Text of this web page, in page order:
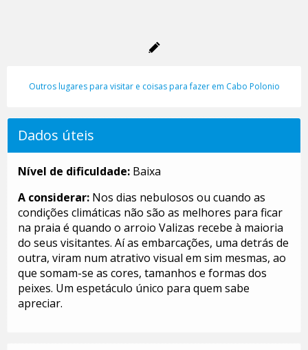
Outros lugares para visitar e coisas para fazer em Cabo Polonio
Dados úteis
Nível de dificuldade: Baixa
A considerar: Nos dias nebulosos ou cuando as
condições climáticas não são as melhores para ficar
na praia é quando o arroio Valizas recebe à maioria
do seus visitantes. Aí as embarcações, uma detrás de
outra, viram num atrativo visual em sim mesmas, ao
que somam-se as cores, tamanhos e formas dos
peixes. Um espetáculo único para quem sabe
apreciar.